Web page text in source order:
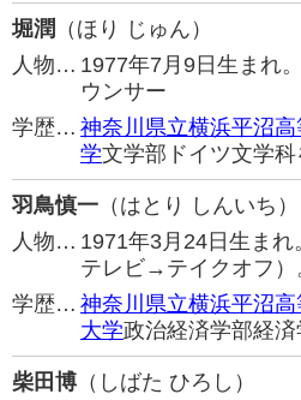
堀潤 （ほり じゅん）
人物… 1977年7月9日生まれ
ウンサー
学歴… 神奈川県立横浜平沼高
学文学部ドイツ文学科
羽鳥慎一 （はとり しんいち）
人物… 1971年3月24日生ま
テレビ→テイクオフ）
学歴… 神奈川県立横浜平沼高
大学政治経済学部経
柴田博 （しばた ひろし）